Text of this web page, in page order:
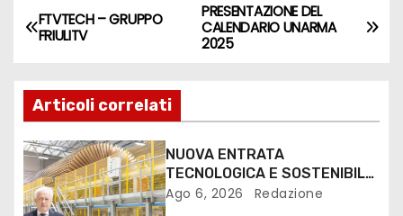
r
P
r
PRESENTAZIONE DEL
CALENDARIO UNARMA
2025
FTVTECH – GRUPPO
FRIULITV
Articoli correlati
NUOVA ENTRATA
TECNOLOGICA E SOSTENIBILE
PER I MEZZI PESANTI ALLA
Ago 6, 2026 Redazione